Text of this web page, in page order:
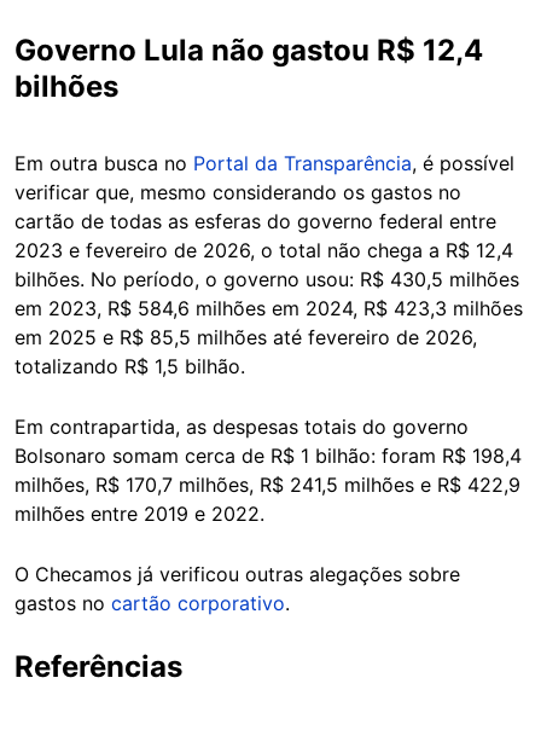
Governo Lula não gastou R$ 12,4
bilhões
Em outra busca no Portal da Transparência, é possível
verificar que, mesmo considerando os gastos no
cartão de todas as esferas do governo federal entre
2023 e fevereiro de 2026, o total não chega a R$ 12,4
bilhões. No período, o governo usou: R$ 430,5 milhões
em 2023, R$ 584,6 milhões em 2024, R$ 423,3 milhões
em 2025 e R$ 85,5 milhões até fevereiro de 2026,
totalizando R$ 1,5 bilhão.
Em contrapartida, as despesas totais do governo
Bolsonaro somam cerca de R$ 1 bilhão: foram R$ 198,4
milhões, R$ 170,7 milhões, R$ 241,5 milhões e R$ 422,9
milhões entre 2019 e 2022.
O Checamos já verificou outras alegações sobre
gastos no cartão corporativo.
Referências